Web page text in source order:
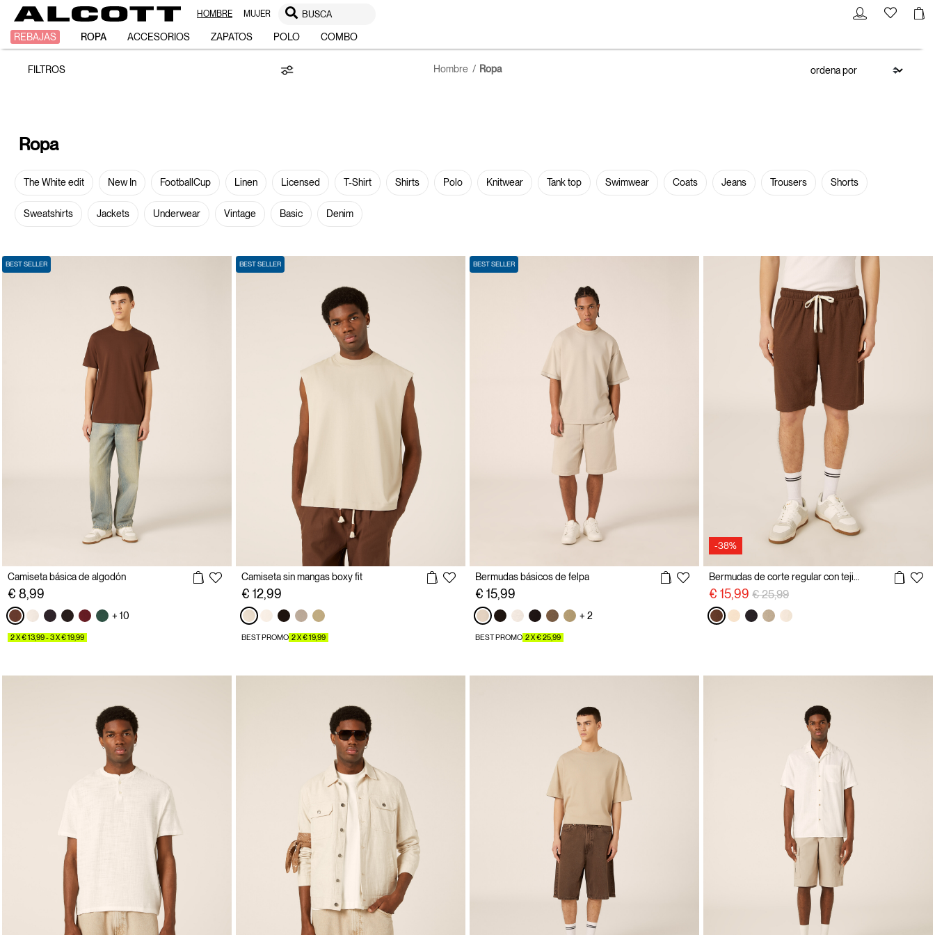
HOMBRE MUJER BUSCA
REBAJAS ROPA ACCESORIOS ZAPATOS POLO COMBO
Ropa
FILTROS Hombre Ropa
Ropa
The White edit New In FootballCup Linen Licensed T-Shirt Shirts Polo Knitwear Tank top Swimwear Coats Jeans Trousers Shorts
Sweatshirts Jackets Underwear Vintage Basic Denim
BEST SELLER
Camiseta básica de algodón
€ 8,99
+ 10
2 X € 13,99 - 3 X € 19,99
BEST SELLER
Camiseta sin mangas boxy fit
€ 12,99
BEST PROMO 2 X € 19,99
BEST SELLER
Bermudas básicos de felpa
€ 15,99
+ 2
BEST PROMO 2 X € 25,99
-38%
€ 15,99 precio rebajado desde
€ 25,99a